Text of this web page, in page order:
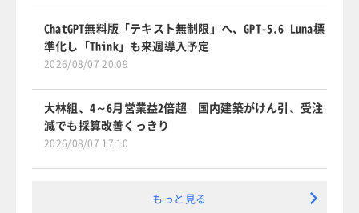
ChatGPT無料版「テキスト無制限」へ、GPT-5.6 Luna標
準化し「Think」も来週導入予定
2026/08/07 20:09
大林組、4～6月営業益2倍超 国内建築がけん引、受注
減でも採算改善くっきり
2026/08/07 17:10
もっと見る